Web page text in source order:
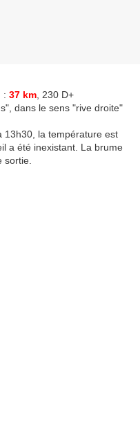
: 37 km , 230 D+
dans le sens "rive droite"
13h30, la température est
a été inexistant. La brume
sortie.